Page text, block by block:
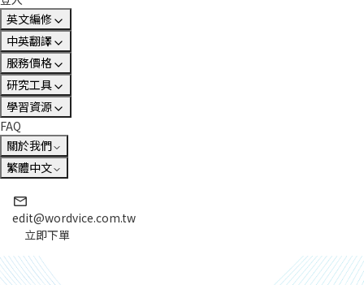
英文編修
中英翻譯
服務價格
研究工具
學習資源
FAQ
關於我們
繁體中文
edit@wordvice.com.tw
立即下單